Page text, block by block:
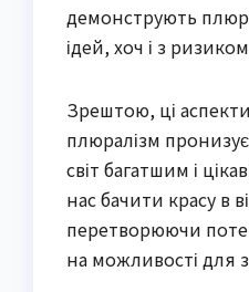
демонструють
ідей, хоч і з
Зрештою, ці
плюралізм
світ багатшим і
нас бачити красу в
перетворюючи
на можливості для